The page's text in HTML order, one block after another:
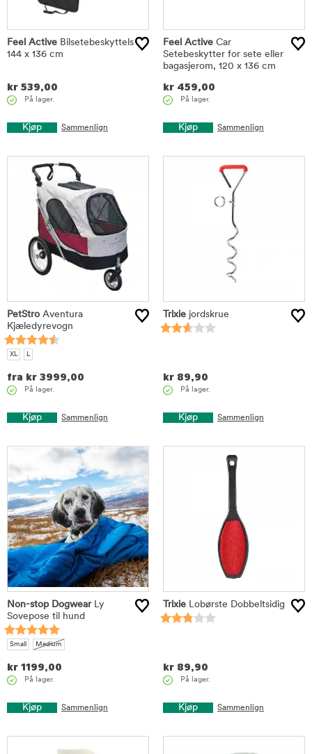
Feel Active Bilsetebeskyttels
144 x 136 cm
kr 539,00
På lager.
Kjøp Sammenlign
Feel Active Car
Setebeskytter for sete eller
bagasjerom, 120 x 136 cm
kr 459,00
På lager.
Kjøp Sammenlign
PetStro Aventura
Kjæledyrevogn
XL L
fra kr 3999,00
På lager.
Kjøp Sammenlign
Trixie jordskrue
kr 89,90
På lager.
Kjøp Sammenlign
Non-stop DogwearLy
Sovepose til hund
Small Medium
kr 1199,00
På lager.
Kjøp Sammenlign
Trixie Lobørste Dobbeltsidig
kr 89,90
På lager.
Kjøp Sammenlign